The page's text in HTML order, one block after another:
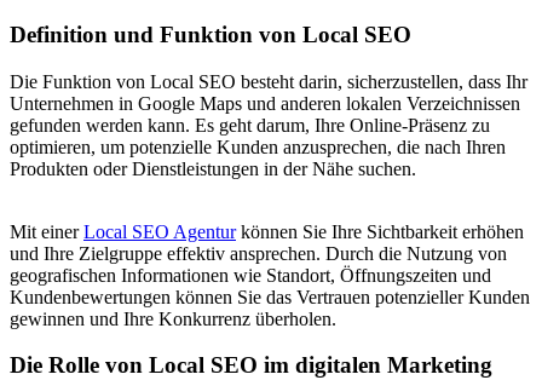
Definition und Funktion von Local SEO
Die Funktion von Local SEO besteht darin, sicherzustellen, dass Ihr
Unternehmen in Google Maps und anderen lokalen Verzeichnissen
gefunden werden kann. Es geht darum, Ihre Online-Präsenz zu
optimieren, um potenzielle Kunden anzusprechen, die nach Ihren
Produkten oder Dienstleistungen in der Nähe suchen.
Mit einerLocal SEO Agenturkönnen Sie Ihre Sichtbarkeit erhöhen
und Ihre Zielgruppe effektiv ansprechen. Durch die Nutzung von
geografischen Informationen wie Standort, Öffnungszeiten und
Kundenbewertungen können Sie das Vertrauen potenzieller Kunden
gewinnen und Ihre Konkurrenz überholen.
Die Rolle von Local SEO im digitalen Marketing